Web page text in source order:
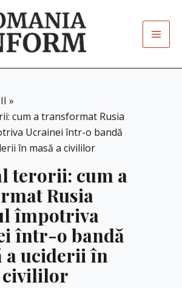
cum a transformat Rusia
Ucrainei într-o bandă
în masă a civililor
terorii: cum a
Rusia
împotriva
într-o bandă
a uciderii în
civililor